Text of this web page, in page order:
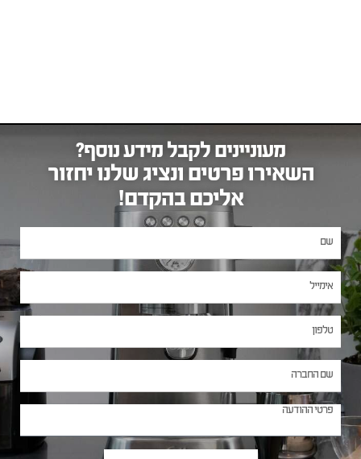
מעוניינים לקבל מידע נוסף?
השאירו פרטים ונציג שלנו יחזור
אליכם בהקדם!